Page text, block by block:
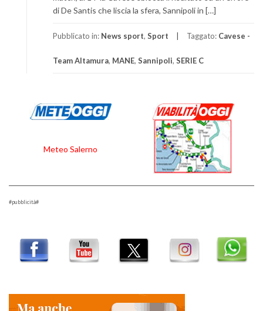
di De Santis che liscia la sfera, Sannipoli in […]
Pubblicato in: News sport, Sport Taggato: Cavese -
Team Altamura, MANE, Sannipoli, SERIE C
Meteo Salerno
#pubblicità#